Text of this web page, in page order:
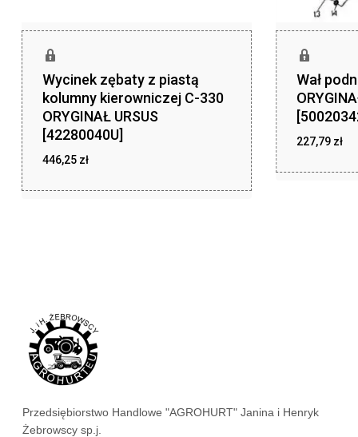
Wycinek zębaty z piastą
kolumny kierowniczej C-330
ORYGINAŁ URSUS
[42280040U]
446,25 zł
Wał
227,79 zł
Przedsiębiorstwo Handlowe "AGROHURT" Janina i Henryk
Żebrowscy sp.j.